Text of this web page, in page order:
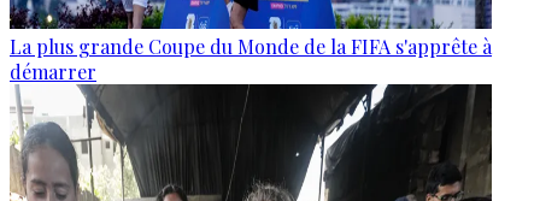
La plus grande Coupe du Monde de la FIFA s'apprête à
démarrer